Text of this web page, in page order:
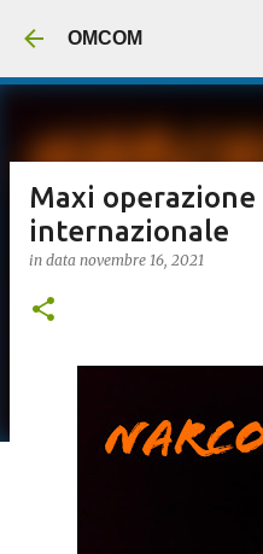
OMCOM
Maxi
internazionale
in data novembre 16, 2021